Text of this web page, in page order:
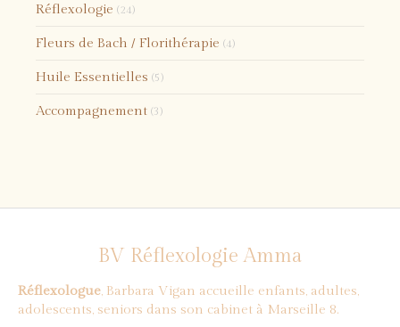
Réflexologie (24)
Fleurs de Bach / Florithérapie (4)
Huile Essentielles (5)
Accompagnement (3)
BV Réflexologie Amma
Réflexologue, Barbara Vigan accueille enfants, adultes,
adolescents, seniors dans son cabinet à Marseille 8.